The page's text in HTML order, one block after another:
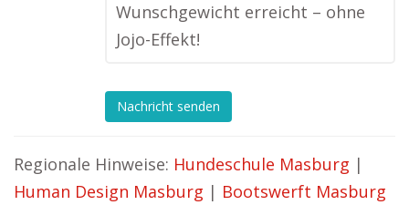
Wunschgewicht erreicht – ohne
Jojo-Effekt!
Nachricht senden
Regionale Hinweise: Hundeschule Masburg |
Human Design Masburg | Bootswerft Masburg